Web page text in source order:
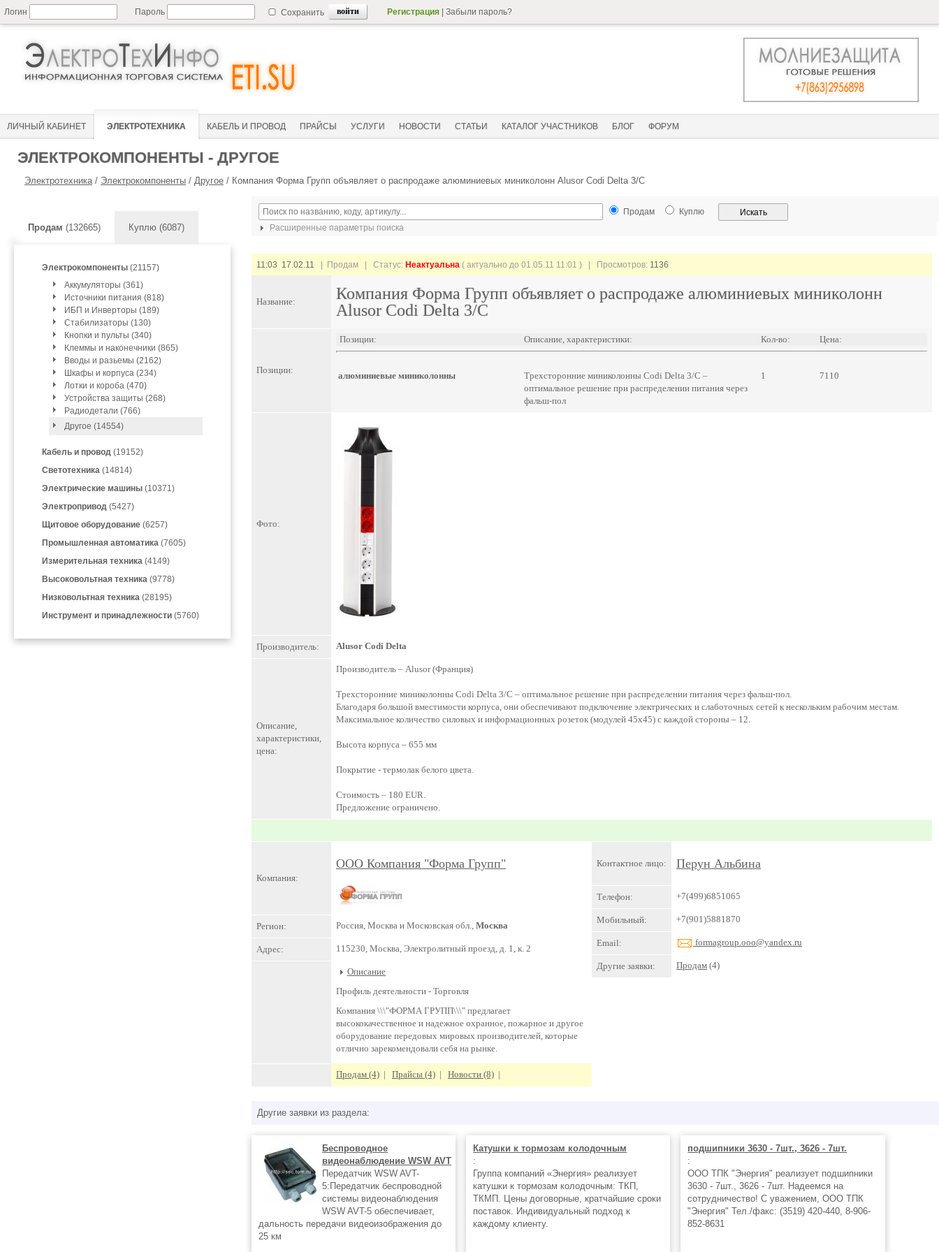
Логин Пароль Сохранить Регистрация Забыли пароль?
ЛИЧНЫЙ КАБИНЕТ ЭЛЕКТРОТЕХНИКА КАБЕЛЬ И ПРОВОД ПРАЙСЫ УСЛУГИ НОВОСТИ СТАТЬИ КАТАЛОГ УЧАСТНИКОВ БЛОГ ФОРУМ
ЭЛЕКТРОКОМПОНЕНТЫ - ДРУГОЕ
Электротехника/ Электрокомпоненты / Другое / Компания Форма Групп объявляет о распродаже алюминиевых миниколонн Alusor Codi Delta 3/C
Продам (132665) Куплю (6087)
Электрокомпоненты (21157)
Аккумуляторы (361)
Источники питания (818)
ИБП и Инверторы (189)
Стабилизаторы (130)
Кнопки и пульты (340)
Клеммы и наконечники (865)
Вводы и разьемы (2162)
Шкафы и корпуса (234)
Лотки и короба (470)
Устройства защиты (268)
Радиодетали (766)
Другое (14554)
Кабель и провод (19152)
Светотехника (14814)
Электрические машины (10371)
Электропривод (5427)
Щитовое оборудование (6257)
Промышленная автоматика (7605)
Измерительная техника (4149)
Высоковольтная техника (9778)
Низковольтная техника (28195)
Инструмент и принадлежности (5760)
Продам
Куплю
Расширенные параметры поиска
11:03 17.02.11 | Продам | Статус: Неактуальна ( актуально до 01.05.11 11:01 ) | Просмотров: 1136
Название:
Компания Форма Групп объявляет о распродаже алюминиевых миниколонн
Alusor Codi Delta 3/C
Позиции:
Позиции: Описание, характеристики: Кол-во: Цена:
алюминиевые миниколонны
Трехсторонние миниколонны Codi Delta 3/C –
оптимальное решение при распределении питания через
фальш-пол
1 7110
Фото:
Производитель: Alusor Codi Delta
Описание,
характеристики,
цена:
Производитель – Alusor (Франция)
Трехсторонние миниколонны Codi Delta 3/C – оптимальное решение при распределении питания через фальш-пол.
Благодаря большой вместимости корпуса, они обеспечивают подключение электрических и слаботочных сетей к нескольким рабочим местам.
Максимальное количество силовых и информационных розеток (модулей 45х45) с каждой стороны – 12.
Высота корпуса – 655 мм
Покрытие - термолак белого цвета.
Стоимость – 180 EUR.
Предложение ограничено.
Компания:
ООО Компания "Форма Групп"
Регион: Россия, Москва и Московская обл., Москва
Адрес: 115230, Москва, Электролитный проезд, д. 1, к. 2
Описание
Профиль деятельности - Торговля
Компания \\\"ФОРМА ГРУПП\\\" предлагает
высококачественное и надежное охранное, пожарное и другое
оборудование передовых мировых производителей, которые
отлично зарекомендовали себя на рынке.
Продам (4) | Прайсы (4) | Новости (8) |
Контактное лицо: Перун Альбина
Телефон: +7(499)6851065
Мобильный: +7(901)5881870
Email: formagroup.ooo@yandex.ru
Другие заявки: Продам (4)
Другие заявки из раздела:
Беспроводное
видеонаблюдение WSW AVT
Передатчик WSW AVT-
5:Передатчик беспроводной
системы видеонаблюдения
WSW AVT-5 обеспечивает,
дальность передачи видеоизображения до
25 км
Катушки к тормозам колодочным
:
Группа компаний «Энергия» реализует
катушки к тормозам колодочным: ТКП,
ТКМП. Цены договорные, кратчайшие сроки
поставок. Индивидуальный подход к
каждому клиенту.
подшипники 3630 - 7шт., 3626 - 7шт.
:
ООО ТПК "Энергия" реализует подшипники
3630 - 7шт., 3626 - 7шт. Надеемся на
сотрудничество! С уважением, ООО ТПК
"Энергия" Тел./факс: (3519) 420-440, 8-906-
852-8631